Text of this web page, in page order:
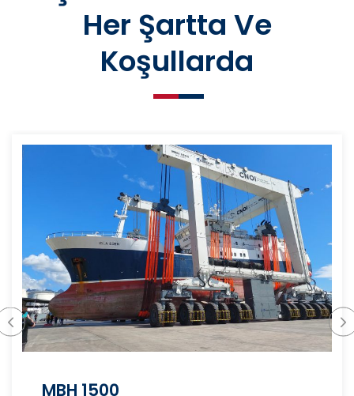
Her Şartta Ve
Koşullarda
MBH 1500